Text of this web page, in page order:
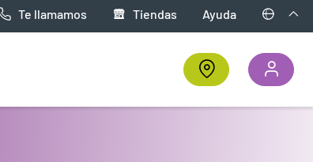
Te llamamos Tiendas Ayuda